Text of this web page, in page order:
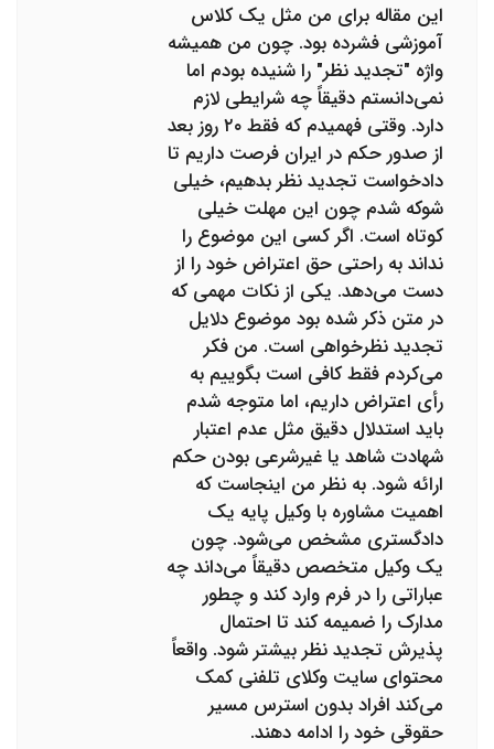
این مقاله برای من مثل یک کلاس
آموزشی فشرده بود. چون من همیشه
واژه "تجدید نظر" را شنیده بودم اما
نمی‌دانستم دقیقاً چه شرایطی لازم
دارد. وقتی فهمیدم که فقط ۲۰ روز بعد
از صدور حکم در ایران فرصت داریم تا
دادخواست تجدید نظر بدهیم، خیلی
شوکه شدم چون این مهلت خیلی
کوتاه است. اگر کسی این موضوع را
نداند به راحتی حق اعتراض خود را از
دست می‌دهد. یکی از نکات مهمی که
در متن ذکر شده بود موضوع دلایل
تجدید نظرخواهی است. من فکر
می‌کردم فقط کافی است بگوییم به
رأی اعتراض داریم، اما متوجه شدم
باید استدلال دقیق مثل عدم اعتبار
شهادت شاهد یا غیرشرعی بودن حکم
ارائه شود. به نظر من اینجاست که
اهمیت مشاوره با وکیل پایه یک
دادگستری مشخص می‌شود. چون
یک وکیل متخصص دقیقاً می‌داند چه
عباراتی را در فرم وارد کند و چطور
مدارک را ضمیمه کند تا احتمال
پذیرش تجدید نظر بیشتر شود. واقعاً
محتوای سایت وکلای تلفنی کمک
می‌کند افراد بدون استرس مسیر
حقوقی خود را ادامه دهند.